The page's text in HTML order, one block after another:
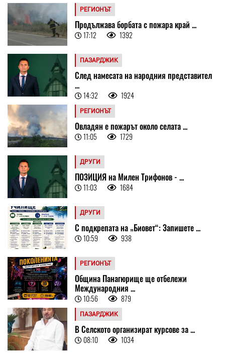
РЕГИОНЪТ
Продължава борбата с пожара край ...
17:12 1392
ПАЗАРДЖИК
След намесата на народния представител
...
14:32 1924
РЕГИОНЪТ
Овладян е пожарът около селата ...
11:05 1729
ДРУГИ
ПОЗИЦИЯ на Милен Трифонов - ...
11:03 1684
ДРУГИ
С подкрепата на „Биовет“: Запишете ...
10:59 938
РЕГИОНЪТ
Община Панагюрище ще отбележи
Международния ...
10:56 879
ПАЗАРДЖИК
В Селското организират курсове за ...
08:10 1034